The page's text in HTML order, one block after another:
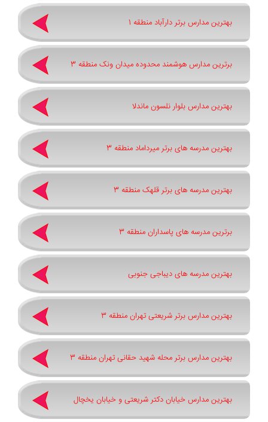
بهترین مدارس برتر دارآباد منطقه 1
برترین مدارس هوشمند محدوده میدان ونک منطقه 3
بهترین مدارس بلوار نلسون ماندلا
بهترین مدرسه های برتر میرداماد منطقه 3
بهترین مدرسه های برتر قلهک منطقه 3
برترین مدرسه های پاسداران منطقه 3
بهترین مدرسه های دیباجی جنوبی
بهترین مدارس برتر شریعتی تهران منطقه 3
بهترین مدارس برتر محله شهید حقانی تهران منطقه 3
بهترین مدارس خیابان دکتر شریعتی و خیابان یخچال